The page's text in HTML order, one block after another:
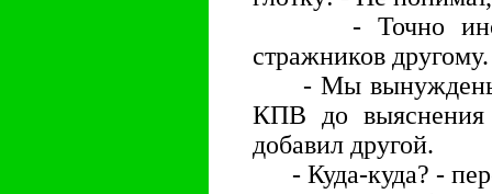
- Точно
стражников другому.
- Мы вынуждены
КПВ до выяснения
добавил другой.
- Куда-куда? -